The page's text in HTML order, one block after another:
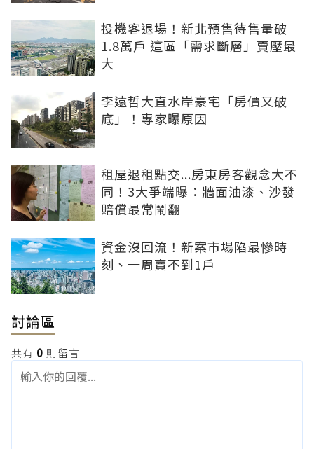
投機客退場！新北預售待售量破
1.8萬戶 這區「需求斷層」賣壓最
大
李遠哲大直水岸豪宅「房價又破
底」！專家曝原因
租屋退租點交...房東房客觀念大不
同！3大爭端曝：牆面油漆、沙發
賠償最常鬧翻
資金沒回流！新案市場陷最慘時
刻、一周賣不到1戶
討論區
共有 0 則留言